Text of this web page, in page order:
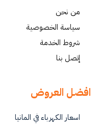
من نحن
سياسة الخصوصية
شروط الخدمة
إتصل بنا
افضل العروض
اسعار الكهرباء في المانيا